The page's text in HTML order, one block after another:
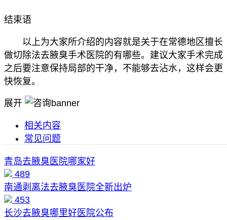
结束语
以上为大家所介绍的内容就是关于在常德地区擅长
做切除法去腋臭手术医院的有哪些。建议大家手术完成
之后要注意保持局部的干净，不能够去沾水，这样会更
快恢复。
展开
相关内容
常见问题
青岛去腋臭医院哪家好
489
南通剥离法去腋臭医院全新出炉
453
长沙去腋臭哪里好医院公布